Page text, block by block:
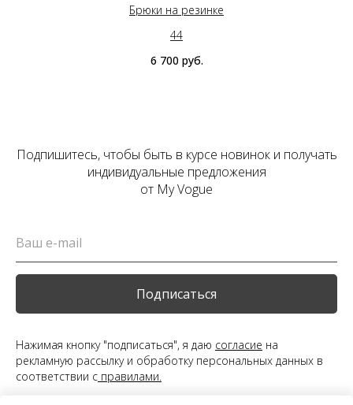
Брюки на резинке
44
6 700 руб.
Подпишитесь, чтобы быть в курсе новинок и получать
индивидуальные предложения
от My Vogue
Подписаться
Нажимая кнопку "подписаться", я даю согласие на
рекламную рассылку и обработку персональных данных в
соответствии с правилами.